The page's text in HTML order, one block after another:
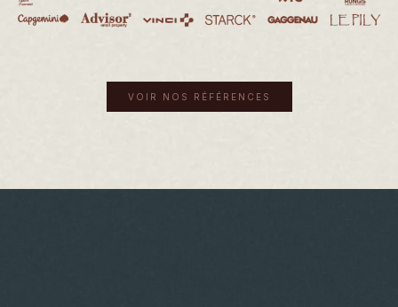
VOIR NOS RÉFÉRENCES